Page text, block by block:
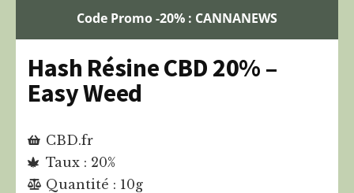
Code Promo -20% : CANNANEWS
Hash Résine CBD 20% –
Easy Weed
CBD.fr
Taux : 20%
Quantité : 10g